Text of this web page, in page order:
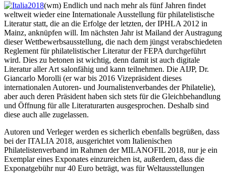
(wm) Endlich und nach mehr als fünf Jahren findet
weltweit wieder eine Internationale Ausstellung für philatelistische
Literatur statt, die an die Erfolge der letzten, der IPHLA 2012 in
Mainz, anknüpfen will. Im nächsten Jahr ist Mailand der Austragung
dieser Wettbewerbsausstellung, die nach dem jüngst verabschiedeten
Reglement für philatelistischer Literatur der FEPA durchgeführt
wird. Dies zu betonen ist wichtig, denn damit ist auch digitale
Literatur aller Art salonfähig und kann teilnehmen. Die AIJP, Dr.
Giancarlo Morolli (er war bis 2016 Vizepräsident dieses
internationalen Autoren- und Journalistenverbandes der Philatelie),
aber auch deren Präsident haben sich stets für die Gleichbehandlung
und Öffnung für alle Literaturarten ausgesprochen. Deshalb sind
diese auch alle zugelassen.
Autoren und Verleger werden es sicherlich ebenfalls begrüßen, dass
bei der ITALIA 2018, ausgerichtet vom Italienischen
Philatelistenverband im Rahmen der MILANOFIL 2018, nur je ein
Exemplar eines Exponates einzureichen ist, außerdem, dass die
Exponatgebühr nur 40 Euro beträgt, was für Weltausstellungen